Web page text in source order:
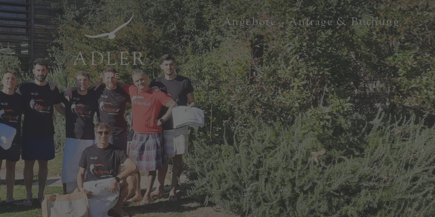
Angebote Anfrage & Buchung